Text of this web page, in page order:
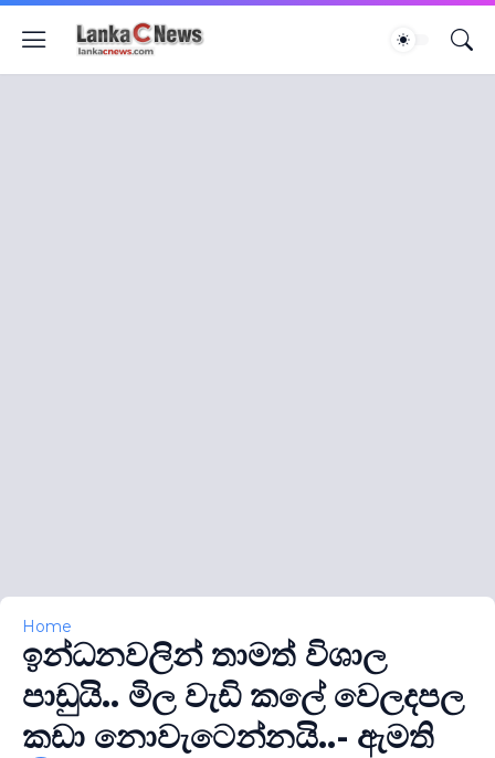
Home
ඉන්ධනවලින් තාමත් විශාල
පාඩුයි.. මිල වැඩි කලේ වෙලදපල
කඩා නොවැටෙන්නයි..- ඇමති